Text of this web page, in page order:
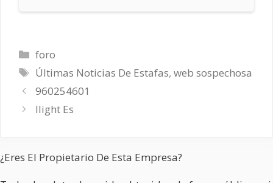
Categorías
foro
Etiquetas
Últimas Noticias De Estafas,web sospechosa
960254601
Ilight Es
¿Eres El Propietario De Esta Empresa?